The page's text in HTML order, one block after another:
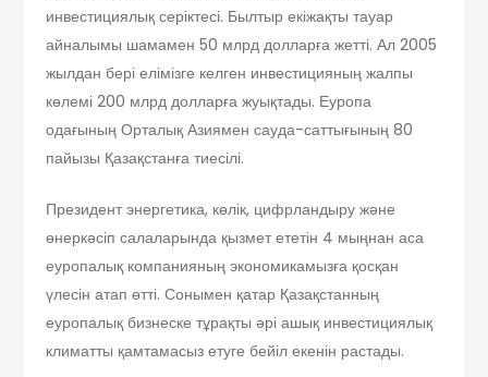
инвестициялық серік­тесі. Былтыр екіжақты тауар
айналы­мы шамамен 50 млрд долларға жетті. Ал 2005
жылдан бері елімізге келген инвес­тицияның жалпы
көлемі 200 млрд долларға жуықтады. Еуропа
одағының Орталық Азиямен сауда-саттығының 80
пайызы Қазақстанға тиесілі.
Президент энергетика, көлік, цифр­ландыру және
өнеркәсіп салаларында қызмет ететін 4 мыңнан аса
еуропа­лық компанияның экономикамызға қос­қан
үлесін атап өтті. Сонымен қатар Қазақстанның
еуропалық бизнеске тұрақты әрі ашық инвестициялық
климатты қамтамасыз етуге бейіл екенін растады.